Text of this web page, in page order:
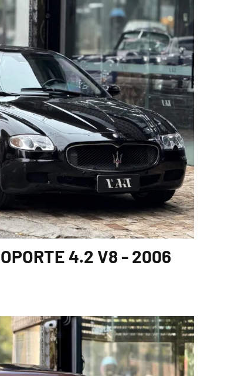
4.2 V8 - 2006